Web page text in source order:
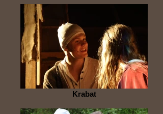
Krabat